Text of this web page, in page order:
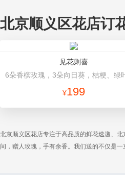
北京顺义区花店订
见花则喜
¥199
北京顺义区花店专注于高品质的鲜花速递、
间，赠人玫瑰，手有余香。我们送的不仅是一